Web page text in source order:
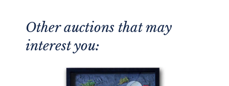
Other auctions that may
interest you: